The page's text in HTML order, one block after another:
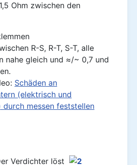
Ohm zwischen den
R-S, R-T, S-T, alle
nahe gleich und ≈/~ 0,7 und
Schäden an
(elektrisch und
durch messen feststellen
Verdichter löst